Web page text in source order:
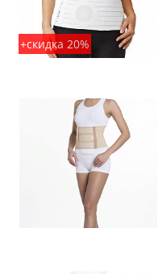
+скидка 20%